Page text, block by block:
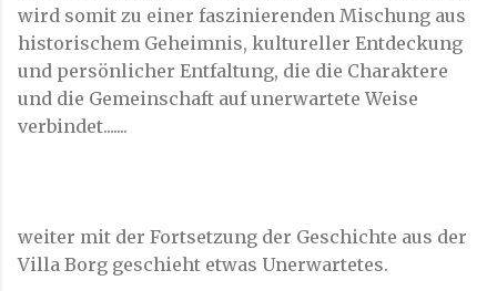
wird somit zu einer faszinierenden Mischung aus
historischem Geheimnis, kultureller Entdeckung
und persönlicher Entfaltung, die die Charaktere
und die Gemeinschaft auf unerwartete Weise
verbindet.......
weiter mit der Fortsetzung der Geschichte aus der
Villa Borg geschieht etwas Unerwartetes.